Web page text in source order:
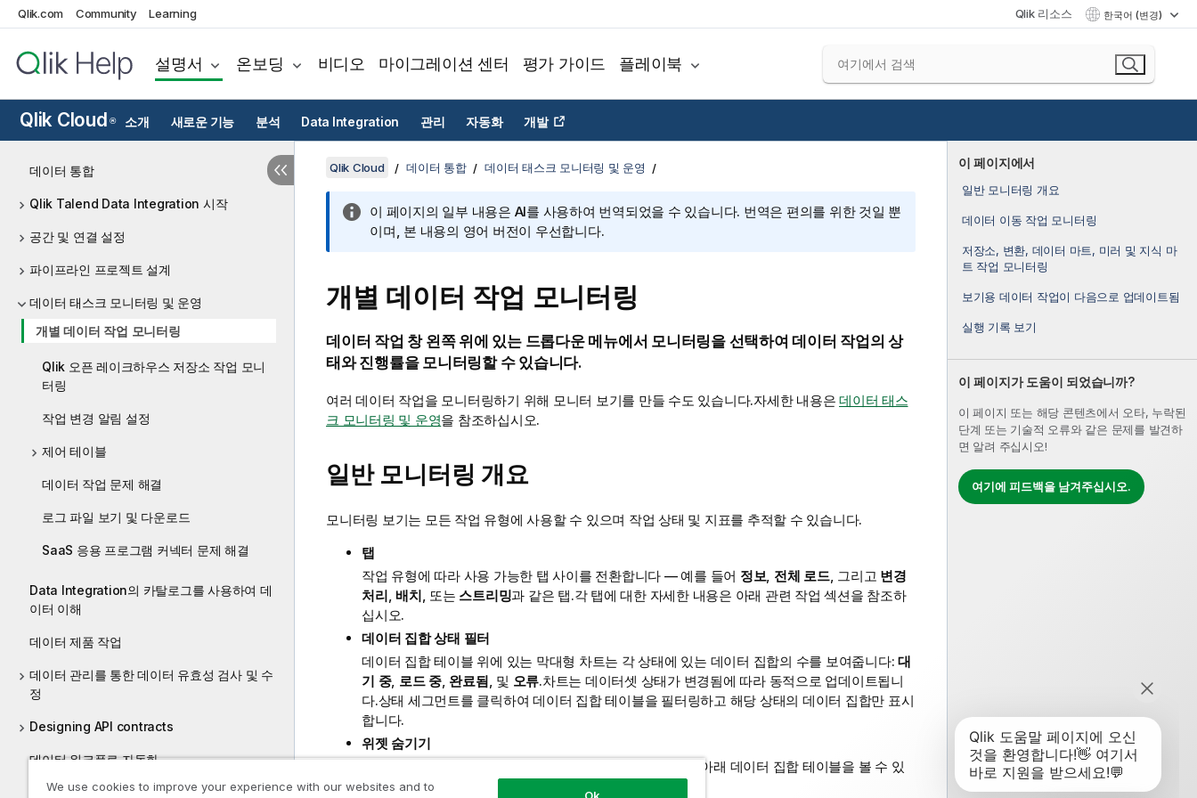
Qlik.com Community Learning Qlik 리소스 한국어 (변경)
설명서 온보딩 비디오 마이그레이션 센터 평가 가이드 플레이북
Qlik Cloud ® 소개 새로운 기능 분석 Data Integration 관리 자동화 개발
데이터 통합
Qlik Talend Data Integration 시작
공간 및 연결 설정
파이프라인 프로젝트 설계
데이터 태스크 모니터링 및 운영
개별 데이터 작업 모니터링
Qlik 오픈 레이크하우스 저장소 작업 모니
터링
작업 변경 알림 설정
제어 테이블
데이터 작업 문제 해결
로그 파일 보기 및 다운로드
SaaS 응용 프로그램 커넥터 문제 해결
Data Integration의 카탈로그를 사용하여 데
이터 이해
데이터 제품 작업
데이터 관리를 통한 데이터 유효성 검사 및 수
정
Designing API contracts
데이터 워크플로 자동화
Data Integration에서 만들어진 데이터 집합
이 페이지에서
일반 모니터링 개요
데이터 이동 작업 모니터링
저장소, 변환, 데이터 마트, 미러 및 지식 마
트 작업 모니터링
보기용 데이터 작업이 다음으로 업데이트됨
실행 기록 보기
이 페이지가 도움이 되었습니까?
이 페이지 또는 해당 콘텐츠에서 오타, 누락된
단계 또는 기술적 오류와 같은 문제를 발견하
면 알려 주십시오!
여기에 피드백을 남겨주십시오.
Qlik Cloud 데이터 통합 데이터 태스크 모니터링 및 운영
이 페이지의 일부 내용은 AI를 사용하여 번역되었을 수 있습니다. 번역은 편의를 위한 것일 뿐
이며, 본 내용의 영어 버전이 우선합니다.
개별 데이터 작업 모니터링
데이터 작업 창 왼쪽 위에 있는 드롭다운 메뉴에서 모니터링을 선택하여 데이터 작업의 상
태와 진행률을 모니터링할 수 있습니다.
여러 데이터 작업을 모니터링하기 위해 모니터 보기를 만들 수도 있습니다.자세한 내용은 데이터 태스
크 모니터링 및 운영을 참조하십시오.
일반 모니터링 개요
모니터링 보기는 모든 작업 유형에 사용할 수 있으며 작업 상태 및 지표를 추적할 수 있습니다.
탭
작업 유형에 따라 사용 가능한 탭 사이를 전환합니다 — 예를 들어 정보 전체 로드, 그리고 변경
처리 배치 , 또는 스트리밍과 같은 탭.각 탭에 대한 자세한 내용은 아래 관련 작업 섹션을 참조하
십시오.
데이터 집합 상태 필터
데이터 집합 테이블 위에 있는 막대형 차트는 각 상태에 있는 데이터 집합의 수를 보여줍니다: 대
기 중, 로드 중, 완료됨 , 및 오류.차트는 데이터셋 상태가 변경됨에 따라 동적으로 업데이트됩니
다.상태 세그먼트를 클릭하여 데이터 집합 테이블을 필터링하고 해당 상태의 데이터 집합만 표시
합니다.
위젯 숨기기
를 클릭합니다.이것은 아래 데이터 집합 테이블을 볼 수 있
는 더 많은 공간을 제공합니다.
We use cookies to improve your experience with our websites and to